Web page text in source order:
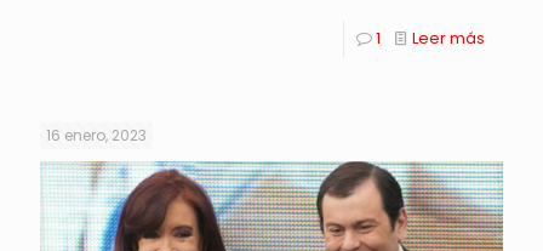
1 Leer más
16 enero, 2023